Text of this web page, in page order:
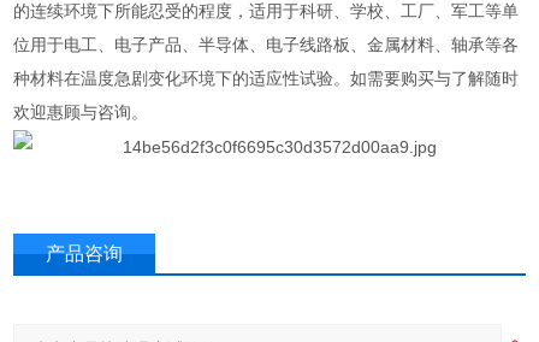
的连续环境下所能忍受的程度，适用于科研、学校、工厂、军工等单
位用于电工、电子产品、半导体、电子线路板、金属材料、轴承等各
种材料在温度急剧变化环境下的适应性试验。如需要购买与了解随时
欢迎惠顾与咨询。
产品咨询